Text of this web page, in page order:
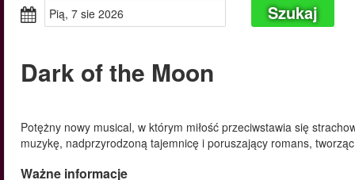
pią, 7 sie 2026
Szukaj
Dark of the Moon
Potężny nowy musical, w którym miłość przeciwstawia się
muzykę, nadprzyrodzoną tajemnicę i poruszający romans,
Ważne informacje